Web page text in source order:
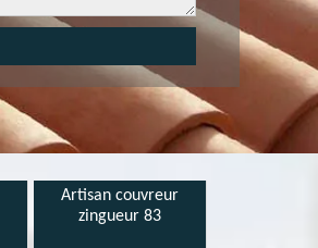
Artisan couvreur
zingueur 83